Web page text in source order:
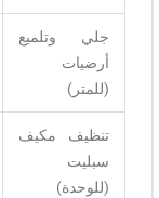
جلي وتلميع
أرضيات
(للمتر)
تنظيف مكيف
سبليت
(للوحدة)